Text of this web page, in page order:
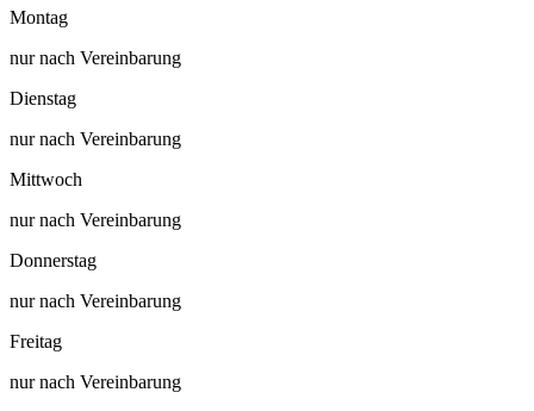
Montag
nur nach Vereinbarung
Dienstag
nur nach Vereinbarung
Mittwoch
nur nach Vereinbarung
Donnerstag
nur nach Vereinbarung
Freitag
nur nach Vereinbarung